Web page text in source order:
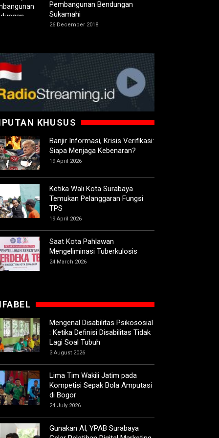
Pembangunan Bendungan
Sukamahi
26 December 2018
KHUSUS
Banjir Informasi, Krisis Verifikasi:
Siapa Menjaga Kebenaran?
19 April 2026
Ketika Wali Kota Surabaya
Temukan Pelanggaran Fungsi
TPS
19 April 2026
Saat Kota Pahlawan
Mengeliminasi Tuberkulosis
24 March 2026
Mengenal Disabilitas Psikososial
: Ketika Definisi Disabilitas Tidak
Lagi Soal Tubuh
3 August 2026
Lima Tim Wakili Jatim pada
Kompetisi Sepak Bola Amputasi
di Bogor
24 July 2026
Gunakan AI, YPAB Surabaya